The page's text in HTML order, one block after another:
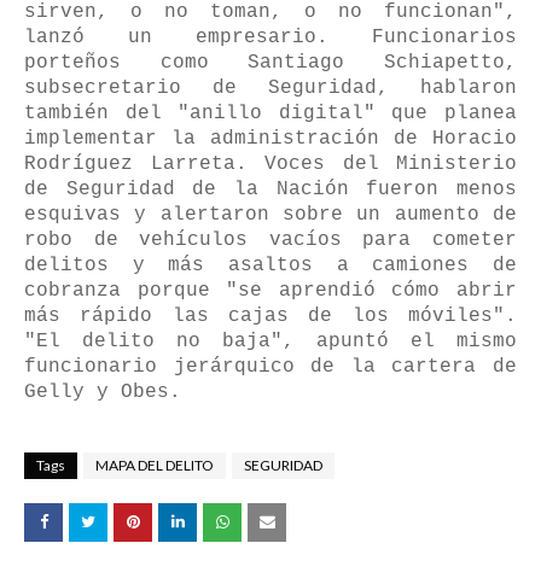
sirven, o no toman, o no funcionan",
lanzó un empresario. Funcionarios
porteños como Santiago Schiapetto,
subsecretario de Seguridad, hablaron
también del "anillo digital" que planea
implementar la administración de Horacio
Rodríguez Larreta. Voces del Ministerio
de Seguridad de la Nación fueron menos
esquivas y alertaron sobre un aumento de
robo de vehículos vacíos para cometer
delitos y más asaltos a camiones de
cobranza porque "se aprendió cómo abrir
más rápido las cajas de los móviles".
"El delito no baja", apuntó el mismo
funcionario jerárquico de la cartera de
Gelly y Obes.
Tags MAPA DEL DELITO SEGURIDAD